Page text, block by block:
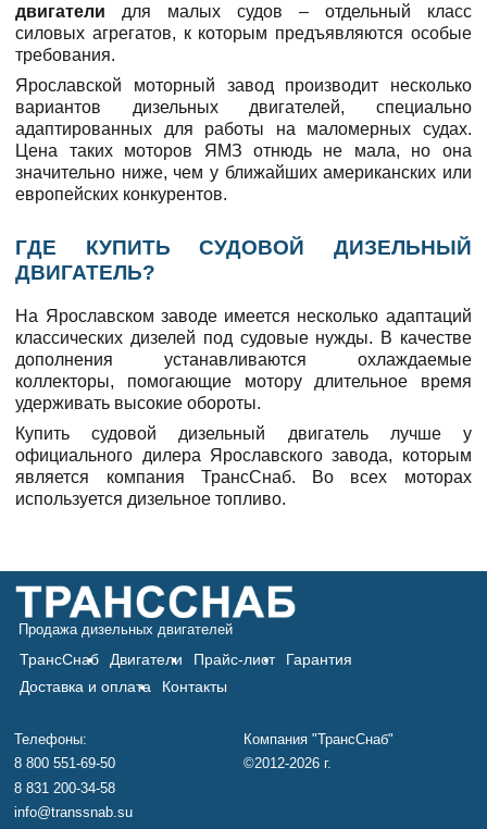
двигатели для малых судов – отдельный класс
силовых агрегатов, к которым предъявляются особые
требования.
Ярославской моторный завод производит несколько
вариантов дизельных двигателей, специально
адаптированных для работы на маломерных судах.
Цена таких моторов ЯМЗ отнюдь не мала, но она
значительно ниже, чем у ближайших американских или
европейских конкурентов.
ГДЕ КУПИТЬ СУДОВОЙ ДИЗЕЛЬНЫЙ
ДВИГАТЕЛЬ?
На Ярославском заводе имеется несколько адаптаций
классических дизелей под судовые нужды. В качестве
дополнения устанавливаются охлаждаемые
коллекторы, помогающие мотору длительное время
удерживать высокие обороты.
Купить судовой дизельный двигатель лучше у
официального дилера Ярославского завода, которым
является компания ТрансСнаб. Во всех моторах
используется дизельное топливо.
Продажа дизельных двигателей
ТрансСнаб Двигатели Прайс-лист
Гарантия
Доставка и оплата
Контакты
Телефоны:
8 800 551-69-50
8 831 200-34-58
info@transsnab.su
Компания "ТрансСнаб"
©2012-2026 г.